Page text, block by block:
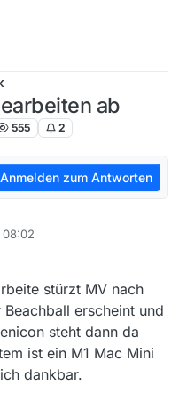
ab
555 2
Anmelden zum Antworten
08:02
stürzt MV nach
erscheint und
steht dann da
ist ein M1 Mac Mini
dankbar.